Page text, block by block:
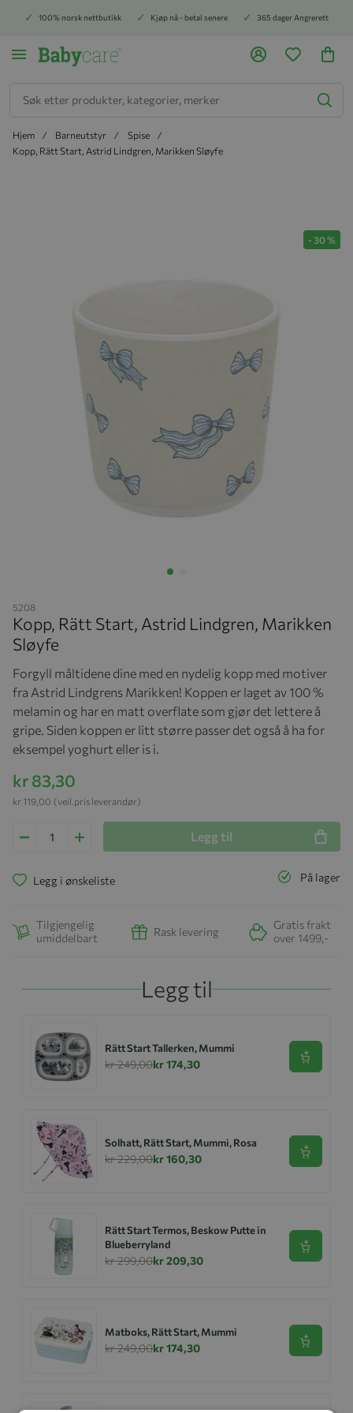
100% norsk nettbutikk Kjøp nå - betal senere 365 dager Angrerett
Hjem Barneutstyr
Spise
Kopp, Rätt Start, Astrid Lindgren, Marikken Sløyfe
-30 %
5208
Kopp, Rätt Start, Astrid Lindgren, Marikken
Sløyfe
Forgyll måltidene dine med en nydelig kopp med motiver
fra Astrid Lindgrens Marikken! Koppen er laget av 100 %
melamin og har en matt overflate som gjør det lettere å
gripe. Siden koppen er litt større passer det også å ha for
eksempel yoghurt eller is i.
kr 83,30
(veil.pris leverandør)
kr 119,00
Legg til
På lager
Legg i ønskeliste
Tilgjengelig
umiddelbart
Rask levering
Gratis frakt
over 1499,-
Legg til
Rätt Start Tallerken, Mummi
kr 249,00kr 174,30 Se
Solhatt, Rätt Start, Mummi, Rosa
kr 229,00kr 160,30 Se
Rätt Start Termos, Beskow Putte in
Blueberryland
kr 299,00kr 209,30
Se
Matboks, Rätt Start, Mummi
kr 249,00kr 174,30 Se